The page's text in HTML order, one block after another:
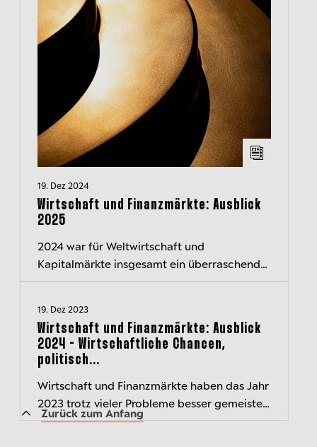
19. Dez 2024
Wirtschaft und Finanzmärkte: Ausblick
2025
2024 war für Weltwirtschaft und
Kapitalmärkte insgesamt ein überraschend
hoch...
19. Dez 2023
Wirtschaft und Finanzmärkte: Ausblick
2024 - Wirtschaftliche Chancen,
politisch...
Wirtschaft und Finanzmärkte haben das Jahr
2023 trotz vieler Probleme besser gemeistert
als erwartet. In den kommenden zwölf
Zurück zum Anfang